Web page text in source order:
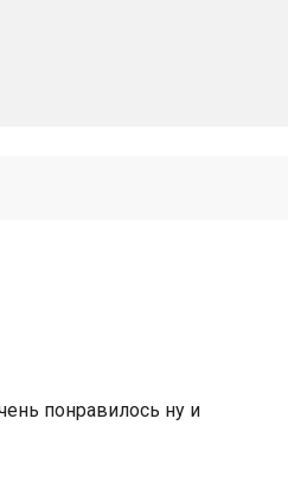
понравилось ну и